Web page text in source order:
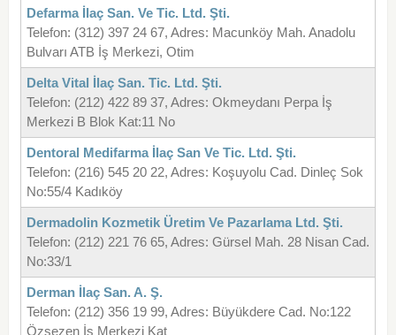
Defarma İlaç San. Ve Tic. Ltd. Şti.
Telefon: (312) 397 24 67, Adres: Macunköy Mah. Anadolu
Bulvarı ATB İş Merkezi, Otim
Delta Vital İlaç San. Tic. Ltd. Şti.
Telefon: (212) 422 89 37, Adres: Okmeydanı Perpa İş
Merkezi B Blok Kat:11 No
Dentoral Medifarma İlaç San Ve Tic. Ltd. Şti.
Telefon: (216) 545 20 22, Adres: Koşuyolu Cad. Dinleç Sok
No:55/4 Kadıköy
Dermadolin Kozmetik Üretim Ve Pazarlama Ltd. Şti.
Telefon: (212) 221 76 65, Adres: Gürsel Mah. 28 Nisan Cad.
No:33/1
Derman İlaç San. A. Ş.
Telefon: (212) 356 19 99, Adres: Büyükdere Cad. No:122
Özsezen İş Merkezi Kat